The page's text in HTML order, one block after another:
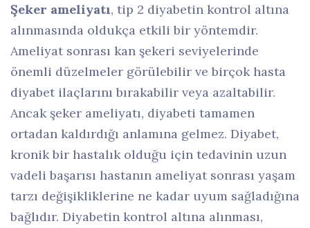
Şeker ameliyatı, tip 2 diyabetin kontrol altına
alınmasında oldukça etkili bir yöntemdir.
Ameliyat sonrası kan şekeri seviyelerinde
önemli düzelmeler görülebilir ve birçok hasta
diyabet ilaçlarını bırakabilir veya azaltabilir.
Ancak şeker ameliyatı, diyabeti tamamen
ortadan kaldırdığı anlamına gelmez. Diyabet,
kronik bir hastalık olduğu için tedavinin uzun
vadeli başarısı hastanın ameliyat sonrası yaşam
tarzı değişikliklerine ne kadar uyum sağladığına
bağlıdır. Diyabetin kontrol altına alınması,